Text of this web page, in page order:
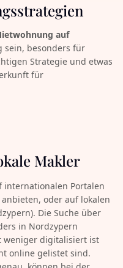
auf
sein, besonders für
Strategie und etwas
für
Makler
internationalen Portalen
oder auf lokalen
Die Suche über
in Nordzypern
weniger digitalisiert ist
online gelistet sind.